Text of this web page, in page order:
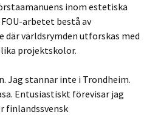
inom estetiska
arbetet bestå av
världsrymden utforskas med
projektskolor.
Jag stannar inte i Trondheim.
Entusiastiskt förevisar jag
finlandssvensk